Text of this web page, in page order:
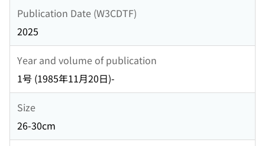
Publication Date (W3CDTF)
2025
Year and volume of publication
1号 (1985年11月20日)-
Size
26-30cm